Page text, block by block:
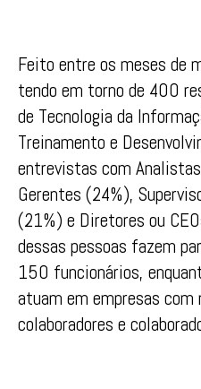
Feito entre os meses de
tendo em torno de 400
de Tecnologia da
Treinamento e
entrevistas com
Gerentes (24%),
(21%) e Diretores ou
dessas pessoas fazem
150 funcionários,
atuam em empresas
colaboradores e